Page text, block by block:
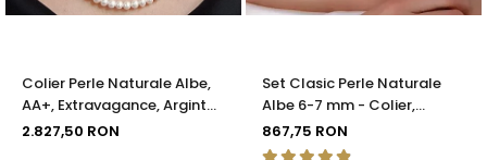
Colier Perle Naturale Albe,
AA+, Extravagance, Argint
925 | KASKADDA®
2.827,50 RON
Set Clasic Perle Naturale
Albe 6-7 mm - Colier,
Brățară și Cercei, Argint 925
| KASKADDA®
867,75 RON